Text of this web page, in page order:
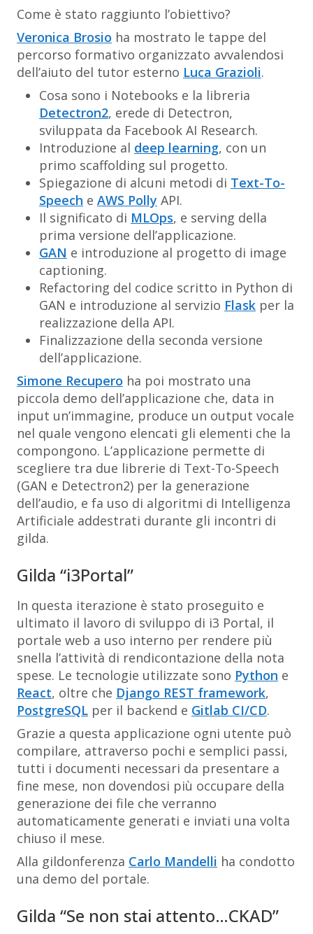
Come è stato raggiunto l’obiettivo?
Veronica Brosio ha mostrato le tappe del
percorso formativo organizzato avvalendosi
dell’aiuto del tutor esterno Luca Grazioli.
Cosa sono i Notebooks e la libreria
Detectron2, erede di Detectron,
sviluppata da Facebook AI Research.
Introduzione al deep learning, con un
primo scaffolding sul progetto.
Spiegazione di alcuni metodi di Text-To-
Speech e AWS Polly API​.
Il significato di MLOps, e serving della
prima versione dell’applicazione.
GAN e introduzione al progetto di image
captioning​.
Refactoring del codice scritto in Python di
GAN e introduzione al servizio Flask per la
realizzazione della API​.
Finalizzazione della seconda versione
dell’applicazione.
Simone Recupero ha poi mostrato una
piccola demo dell’applicazione che, data in
input un’immagine, produce un output vocale
nel quale vengono elencati gli elementi che la
compongono. L’applicazione permette di
scegliere tra due librerie di Text-To-Speech
(GAN e Detectron2) per la generazione
dell’audio, e fa uso di algoritmi di Intelligenza
Artificiale addestrati durante gli incontri di
gilda.
Gilda “i3Portal”
In questa iterazione è stato proseguito e
ultimato il lavoro di sviluppo di i3 Portal, il
portale web a uso interno per rendere più
snella l’attività di rendicontazione della nota
spese. Le tecnologie utilizzate sono Python e
React, oltre che Django REST framework,
PostgreSQL per il backend e Gitlab CI/CD.
Grazie a questa applicazione ogni utente può
compilare, attraverso pochi e semplici passi,
tutti i documenti necessari da presentare a
fine mese, non dovendosi più occupare della
generazione dei file che verranno
automaticamente generati e inviati una volta
chiuso il mese.
Alla gildonferenza Carlo Mandelli ha condotto
una demo del portale.
Gilda “Se non stai attento…CKAD”